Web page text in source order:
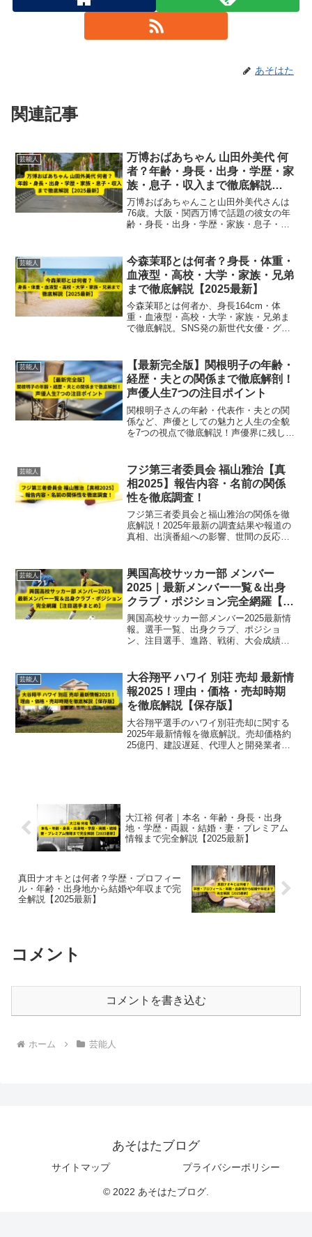
あそはた
関連記事
芸能人
万博おばあちゃん 山田外美代 何
者？年齢・身長・出身・学歴・家
族・息子・収入まで徹底解説
【2025最新】
万博おばあちゃんこと山田外美代さんは
76歳。大阪・関西万博で話題の彼女の年
齢・身長・出身・学歴・家族・息子・収
裏側まで紹介【2025最新】
芸能人
今森茉耶とは何者？身長・体重・
血液型・高校・大学・家族・兄弟
まで徹底解説【2025最新】
今森茉耶とは何者か、身長164cm・体
重・血液型・高校・大学・家族・兄弟ま
で徹底解説。SNS発の新世代女優・グラ
芸能人
【最新完全版】関根明子の年齢・
経歴・夫との関係まで徹底解剖！
声優人生7つの注目ポイント
関根明子さんの年齢・代表作・夫との関
係など、声優としての魅力と人生の全貌
を7つの視点で徹底解説！声優界に残した
芸能人
フジ第三者委員会 福山雅治【真
相2025】報告内容・名前の関係
性を徹底調査！
フジ第三者委員会と福山雅治の関係を徹
底解説！2025年最新の調査結果や報道の
真相、出演番組への影響、世間の反応ま
芸能人
興国高校サッカー部 メンバー
2025｜最新メンバー一覧＆出身
クラブ・ポジション完全網羅【注
目選手まとめ】
興国高校サッカー部メンバー2025最新情
報。選手一覧、出身クラブ、ポジショ
ン、注目選手、進路、戦術、大会成績ま
新】。
芸能人
大谷翔平 ハワイ 別荘 売却 最新情
報2025！理由・価格・売却時期
を徹底解説【保存版】
大谷翔平選手のハワイ別荘売却に関する
2025年最新情報を徹底解説。売却価格約
25億円、建設遅延、代理人と開発業者の
大江裕 何者｜本名・年齢・身長・出身
地・学歴・両親・結婚・妻・プレミアム
情報まで完全解説【2025最新】
真田ナオキとは何者？学歴・プロフィー
ル・年齢・出身地から結婚や年収まで完
全解説【2025最新】
コメント
コメントを書き込む
ホーム 芸能人
あそはたブログ
サイトマップ プライバシーポリシー
© 2022 あそはたブログ.